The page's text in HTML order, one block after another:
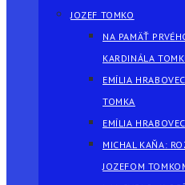
JOZEF TOMKO
NA PAMÄŤ
KARDINÁLA
EMÍLIA
TOMKA
EMÍLIA
MICHAL KAŇA:
JOZEFOM